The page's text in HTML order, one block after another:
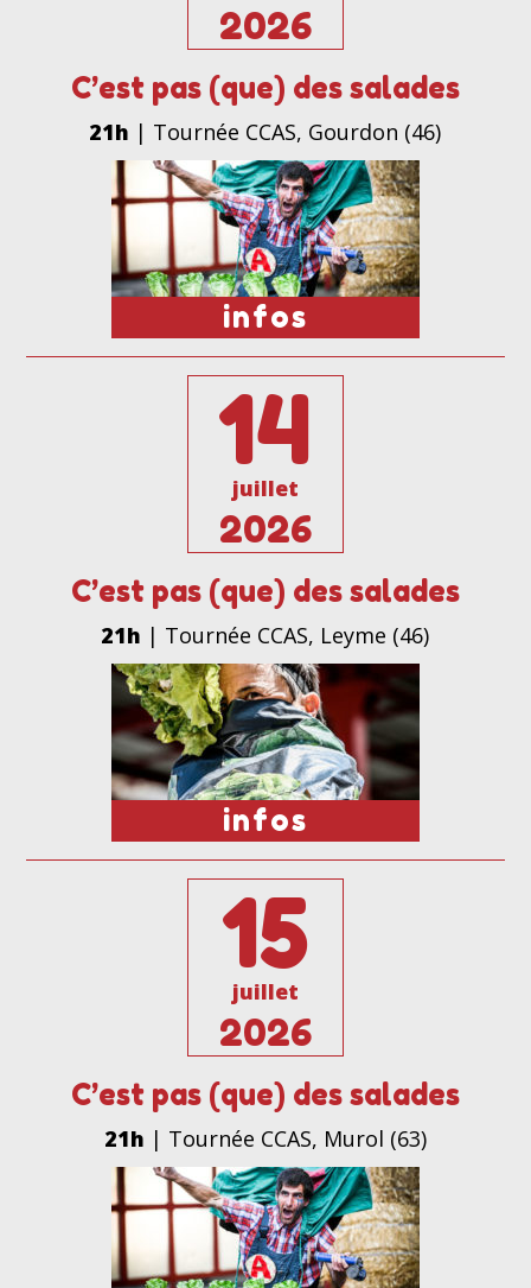
2026
C’est pas (que) des salades
21h | Tournée CCAS, Gourdon (46)
infos
14
juillet
2026
C’est pas (que) des salades
21h | Tournée CCAS, Leyme (46)
infos
15
juillet
2026
C’est pas (que) des salades
21h | Tournée CCAS, Murol (63)